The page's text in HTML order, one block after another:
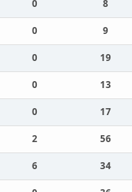
0
8
0
9
0
19
0
13
0
17
2
56
6
34